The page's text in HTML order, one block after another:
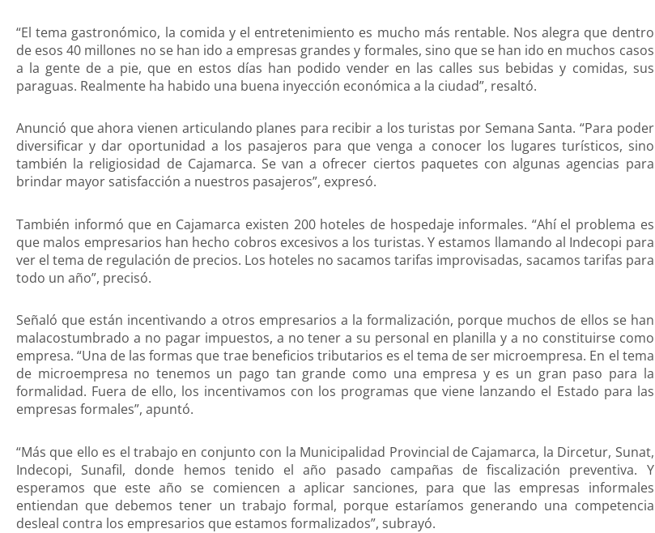
“El tema gastronómico, la comida y el entretenimiento es mucho más rentable. Nos alegra que dentro
de esos 40 millones no se han ido a empresas grandes y formales, sino que se han ido en muchos casos
a la gente de a pie, que en estos días han podido vender en las calles sus bebidas y comidas, sus
paraguas. Realmente ha habido una buena inyección económica a la ciudad”, resaltó.
Anunció que ahora vienen articulando planes para recibir a los turistas por Semana Santa. “Para poder
diversificar y dar oportunidad a los pasajeros para que venga a conocer los lugares turísticos, sino
también la religiosidad de Cajamarca. Se van a ofrecer ciertos paquetes con algunas agencias para
brindar mayor satisfacción a nuestros pasajeros”, expresó.
También informó que en Cajamarca existen 200 hoteles de hospedaje informales. “Ahí el problema es
que malos empresarios han hecho cobros excesivos a los turistas. Y estamos llamando al Indecopi para
ver el tema de regulación de precios. Los hoteles no sacamos tarifas improvisadas, sacamos tarifas para
todo un año”, precisó.
Señaló que están incentivando a otros empresarios a la formalización, porque muchos de ellos se han
malacostumbrado a no pagar impuestos, a no tener a su personal en planilla y a no constituirse como
empresa. “Una de las formas que trae beneficios tributarios es el tema de ser microempresa. En el tema
de microempresa no tenemos un pago tan grande como una empresa y es un gran paso para la
formalidad. Fuera de ello, los incentivamos con los programas que viene lanzando el Estado para las
empresas formales”, apuntó.
“Más que ello es el trabajo en conjunto con la Municipalidad Provincial de Cajamarca, la Dircetur, Sunat,
Indecopi, Sunafil, donde hemos tenido el año pasado campañas de fiscalización preventiva. Y
esperamos que este año se comiencen a aplicar sanciones, para que las empresas informales
entiendan que debemos tener un trabajo formal, porque estaríamos generando una competencia
desleal contra los empresarios que estamos formalizados”, subrayó.